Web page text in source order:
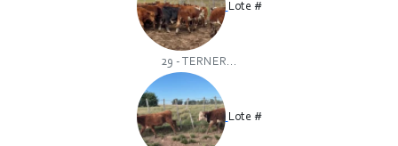
Lote #
29 - TERNER...
Lote #